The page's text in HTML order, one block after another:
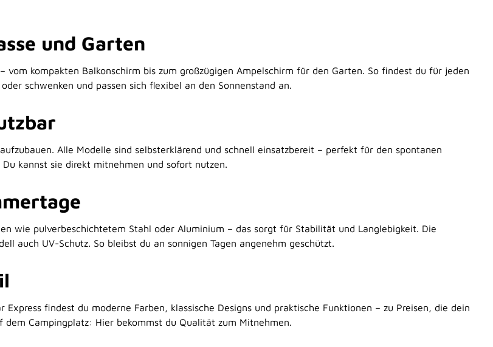
und Garten
vom kompakten Balkonschirm bis zum großzügigen Ampelschirm für den Garten. So findest du für jeden
schwenken und passen sich flexibel an den Sonnenstand an.
Alle Modelle sind selbsterklärend und schnell einsatzbereit – perfekt für den spontanen
kannst sie direkt mitnehmen und sofort nutzen.
wie pulverbeschichtetem Stahl oder Aluminium – das sorgt für Stabilität und Langlebigkeit. Die
auch UV-Schutz. So bleibst du an sonnigen Tagen angenehm geschützt.
findest du moderne Farben, klassische Designs und praktische Funktionen – zu Preisen, die dein
Campingplatz: Hier bekommst du Qualität zum Mitnehmen.